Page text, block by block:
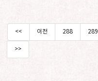
<< 이전 288 289
>>